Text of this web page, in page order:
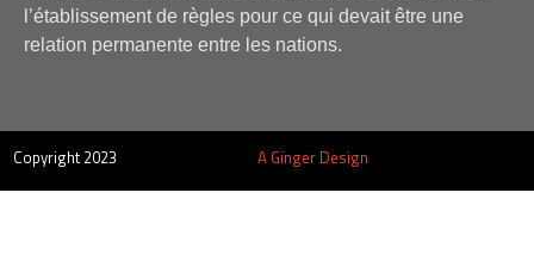
l’établissement de règles pour ce qui devait être une
relation permanente entre les nations.
Copyright 2023 A Ginger Design